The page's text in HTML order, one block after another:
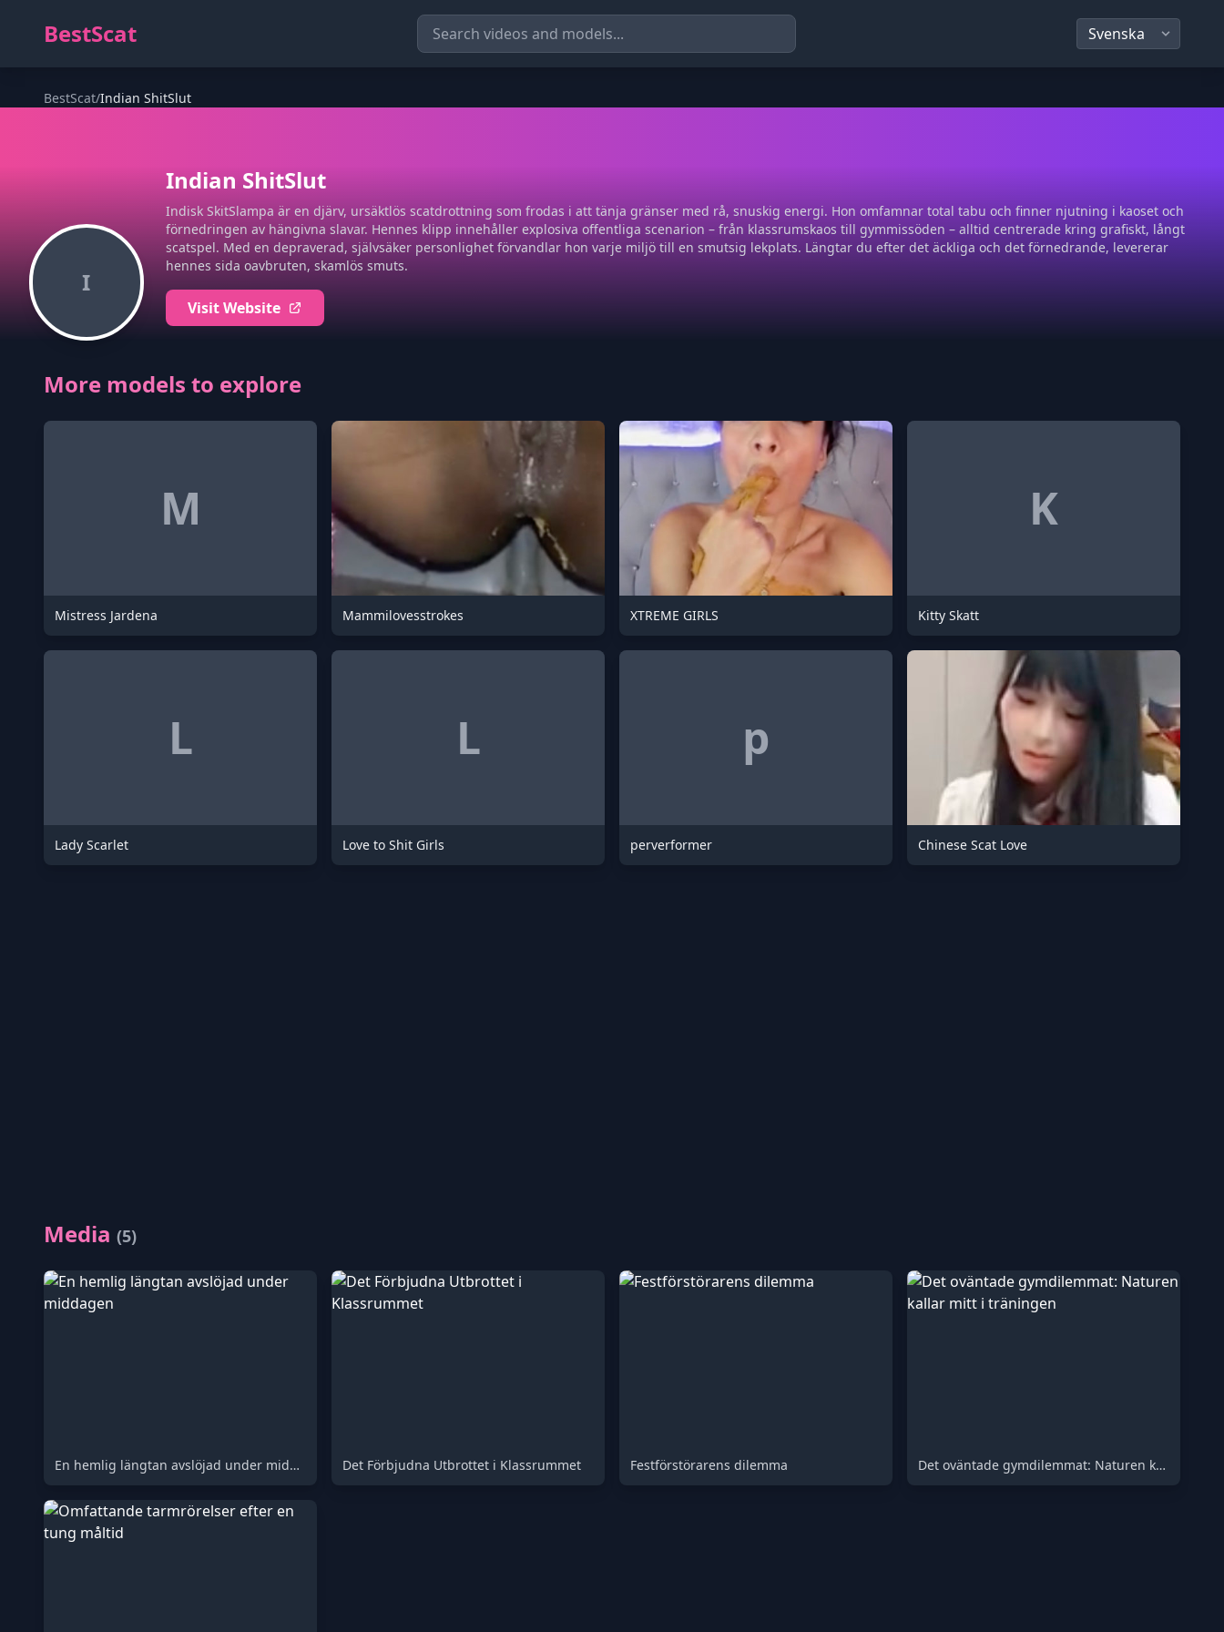
BestScat
BestScat/Indian ShitSlut
I
Indian ShitSlut
Indisk SkitSlampa är en djärv, ursäktlös scatdrottning som frodas i att tänja gränser med rå, snuskig energi. Hon omfamnar total tabu och finner njutning i kaoset och
förnedringen av hängivna slavar. Hennes klipp innehåller explosiva offentliga scenarion – från klassrumskaos till gymmissöden – alltid centrerade kring grafiskt, långt
scatspel. Med en depraverad, självsäker personlighet förvandlar hon varje miljö till en smutsig lekplats. Längtar du efter det äckliga och det förnedrande, levererar
hennes sida oavbruten, skamlös smuts.
Visit Website
More models to explore
M
Mistress Jardena Mammilovesstrokes XTREME GIRLS
K
Kitty Skatt
L
Lady Scarlet
L
Love to Shit Girls
p
perverformer Chinese Scat Love
Media (5)
En hemlig längtan avslöjad under middagen Det Förbjudna Utbrottet i Klassrummet Festförstörarens dilemma Det oväntade gymdilemmat: Naturen kallar mitt i träningen